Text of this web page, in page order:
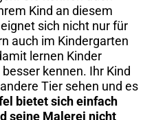
Kind an diesem
sich nicht nur für
auch im Kindergarten
lernen Kinder
kennen. Ihr Kind
Tier sehen und es
bietet sich einfach
seine Malerei nicht